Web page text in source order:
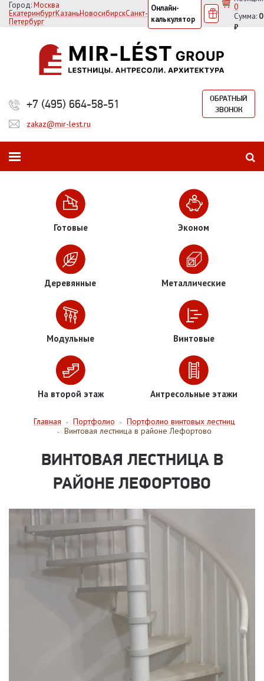
Город:Москва
ЕкатеринбургКазаньНовосибирскСанкт-
Петербург
Онлайн-
калькулятор
0
Сумма: 0
₽
+7 (495) 664-58-51
ОБРАТНЫЙ
ЗВОНОК
zakaz@mir-lest.ru
Готовые Эконом
Деревянные Металлические
Модульные Винтовые
На второй этаж Антресольные этажи
Главная - Портфолио - Портфолио винтовых лестниц
- Винтовая лестница в районе Лефортово
ВИНТОВАЯ ЛЕСТНИЦА В
РАЙОНЕ ЛЕФОРТОВО